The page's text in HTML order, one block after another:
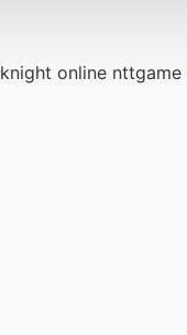
knight online nttgame